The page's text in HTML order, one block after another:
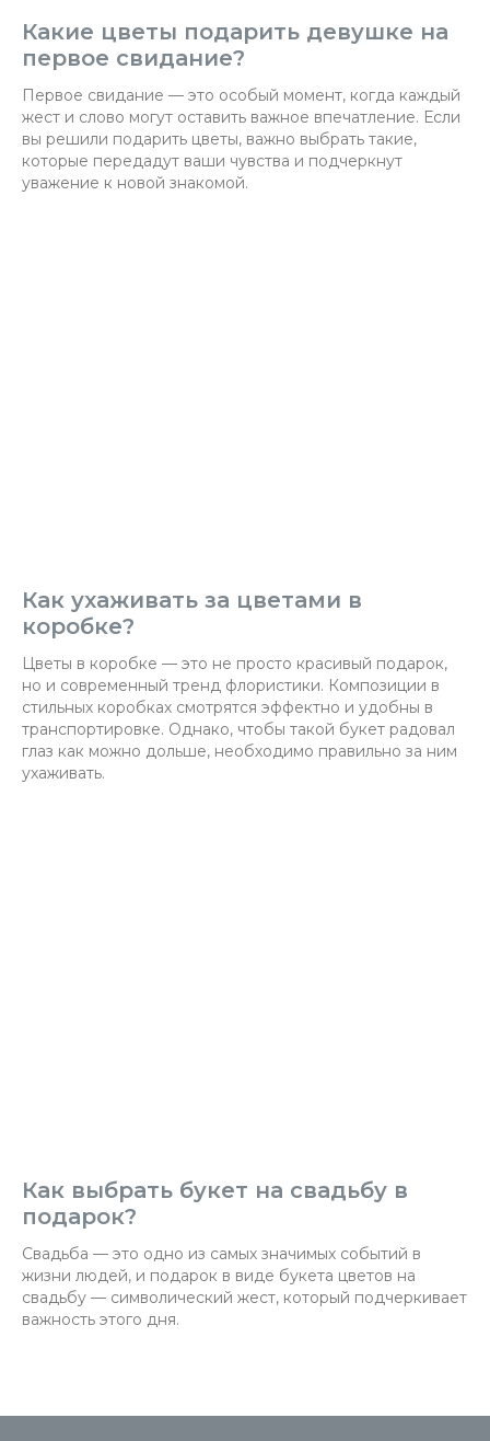
Какие цветы подарить девушке на
первое свидание?
Первое свидание — это особый момент, когда каждый
жест и слово могут оставить важное впечатление. Если
вы решили подарить цветы, важно выбрать такие,
которые передадут ваши чувства и подчеркнут
уважение к новой знакомой.
Как ухаживать за цветами в
коробке?
Цветы в коробке — это не просто красивый подарок,
но и современный тренд флористики. Композиции в
стильных коробках смотрятся эффектно и удобны в
транспортировке. Однако, чтобы такой букет радовал
глаз как можно дольше, необходимо правильно за ним
ухаживать.
Как выбрать букет на свадьбу в
подарок?
Свадьба — это одно из самых значимых событий в
жизни людей, и подарок в виде букета цветов на
свадьбу — символический жест, который подчеркивает
важность этого дня.